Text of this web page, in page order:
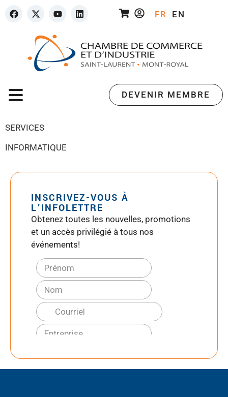
FR EN
DEVENIR MEMBRE
SERVICES
INFORMATIQUE
INSCRIVEZ-VOUS À
L’INFOLETTRE
Obtenez toutes les nouvelles, promotions
et un accès privilégié à tous nos
événements!